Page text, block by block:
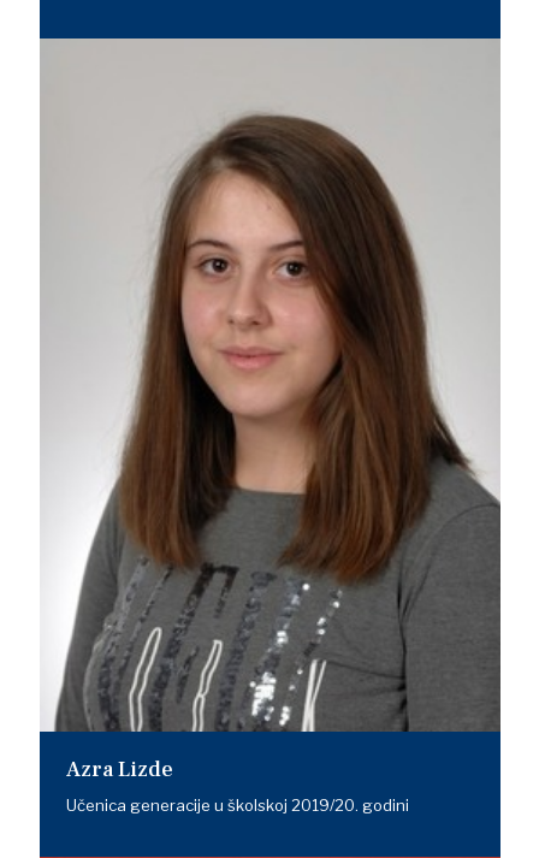
Azra Lizde
Učenica generacije u školskoj 2019/20. godini